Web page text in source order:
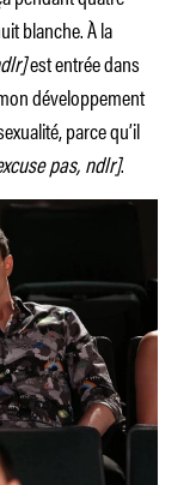
blanche. À la
est entrée dans
développement
parce qu’il
pas, ndlr].